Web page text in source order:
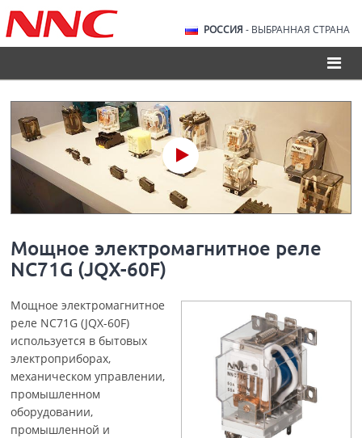
РОССИЯ - ВЫБРАННАЯ СТРАНА
Мощное электромагнитное реле
NC71G (JQX-60F)
Мощное электромагнитное
реле NC71G (JQX-60F)
используется в бытовых
электроприборах,
механическом управлении,
промышленном
оборудовании,
промышленной и